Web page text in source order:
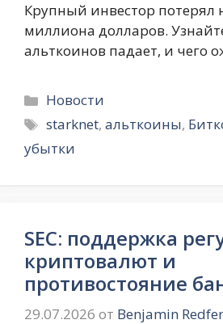
Крупный инвестор потерял
миллиона долларов.
альткоинов падает, и чего
Рубрики
Новости
Метки
starknet,альткоины,
убытки
SEC: поддержка
криптовалют и
противостояние
29.07.2026 от Benjamin